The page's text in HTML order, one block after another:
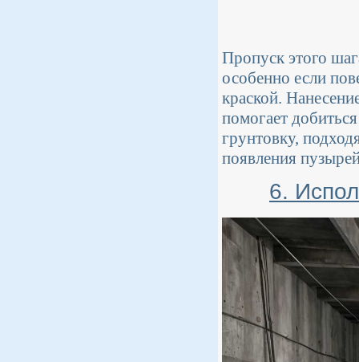
Пропуск этого
особенно если
краской.
помогает
грунтовку,
появления
6.